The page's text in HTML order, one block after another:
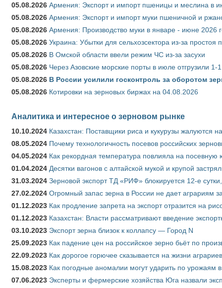
05.08.2026 Армения: Экспорт и импорт пшеницы и меслина в
05.08.2026 Армения: Экспорт и импорт муки пшеничной и
05.08.2026 Армения: Производство муки в январе - июне 2026
05.08.2026 Украина: Убытки для сельхозсектора из-за простоя
05.08.2026 В Омской области ввели режим ЧС из-за засухи
05.08.2026 Через Азовские морские порты в июле отгрузили
05.08.2026 В России усилили госконтроль за оборотом
05.08.2026 Котировки на зерновых биржах на 04.08.2026
Аналитика и интересное о зерновом рынке
10.10.2024 Казахстан: Поставщики риса и кукурузы жалуются
08.05.2024 Почему технологичность посевов российских
04.05.2024 Как рекордная температура повлияла на
01.04.2024 Десятки вагонов с алтайской мукой и крупой
31.03.2024 Зерновой экспорт ТД «РИФ» блокируется 12-е
27.02.2024 Огромный запас зерна в России не дает аграриям
01.12.2023 Как продление запрета на экспорт отразится на
01.12.2023 Казахстан: Власти рассматривают введение
03.10.2023 Экспорт зерна близок к коллапсу — Город N
25.09.2023 Как падение цен на российское зерно бьёт по
22.09.2023 Как дорогое горючее сказывается на жизни аграриев
15.08.2023 Как погодные аномалии могут ударить по урожаям
07.06.2023 Эксперты и фермерские хозяйства Юга назвали